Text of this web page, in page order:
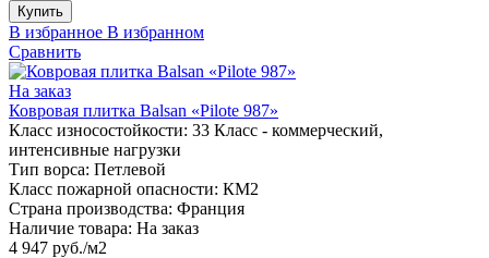
Купить
В избранное В избранном
Сравнить
На заказ
Ковровая плитка Balsan «Pilote 987»
Класс износостойкости: 33 Класс - коммерческий,
интенсивные нагрузки
Тип ворса: Петлевой
Класс пожарной опасности: КМ2
Страна производства: Франция
Наличие товара: На заказ
4 947 руб./м2